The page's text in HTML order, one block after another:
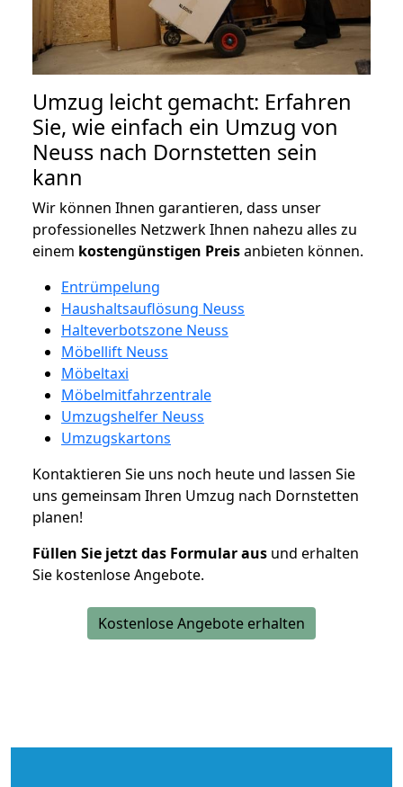
Umzug leicht gemacht: Erfahren
Sie, wie einfach ein Umzug von
Neuss nach Dornstetten sein
kann
Wir können Ihnen garantieren, dass unser
professionelles Netzwerk Ihnen nahezu alles zu
einem kostengünstigen Preisanbieten können.
Entrümpelung
Haushaltsauflösung Neuss
Halteverbotszone Neuss
Möbellift Neuss
Möbeltaxi
Möbelmitfahrzentrale
Umzugshelfer Neuss
Umzugskartons
Kontaktieren Sie uns noch heute und lassen Sie
uns gemeinsam Ihren Umzug nach Dornstetten
planen!
Füllen Sie jetzt das Formular aus und erhalten
Sie kostenlose Angebote.
Kostenlose Angebote erhalten